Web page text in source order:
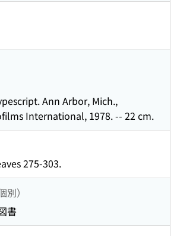
Ann Arbor, Mich.,
International, 1978. -- 22 cm.
275-303.
）
書